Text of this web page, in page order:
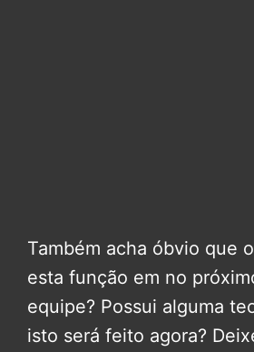
Também acha óbvio que
esta função em no
equipe? Possui alguma
isto será feito agora?